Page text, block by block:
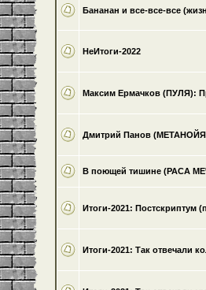
Бананан и все-все-все
НеИтоги-2022
Максим Ермачков (ПУЛЯ):
Дмитрий Панов
В поющей тишине (РАСА
Итоги-2021: Постскриптум
Итоги-2021: Так отвечали